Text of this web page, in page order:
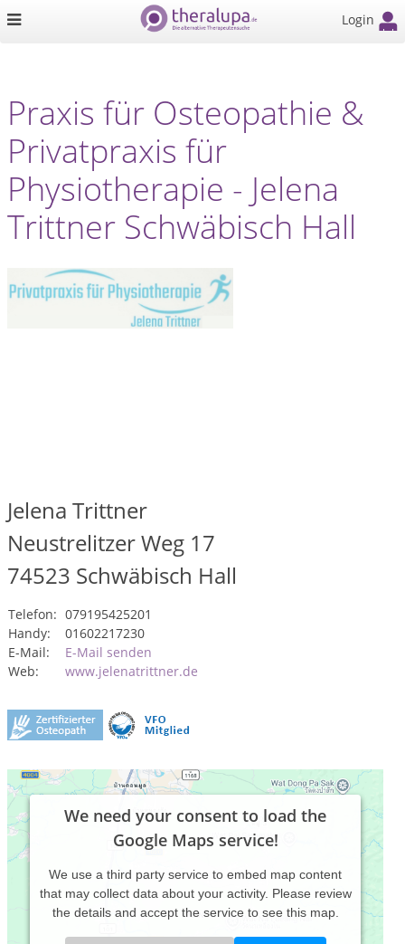
Login
Praxis für Osteopathie &
Privatpraxis für
Physiotherapie - Jelena
Trittner Schwäbisch Hall
Jelena Trittner
Neustrelitzer Weg 17
74523 Schwäbisch Hall
Telefon: 079195425201
Handy:
01602217230
E-Mail:
E-Mail senden
Web:
www.jelenatrittner.de
We need your consent to load the
Google Maps service!
We use a third party service to embed map content
that may collect data about your activity. Please review
the details and accept the service to see this map.